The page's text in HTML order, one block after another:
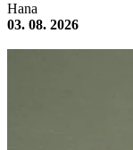
Hana
03. 08. 2026